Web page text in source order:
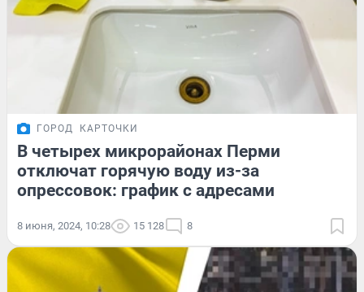
ГОРОД КАРТОЧКИ
В четырех микрорайонах Перми
отключат горячую воду из-за
опрессовок: график с адресами
8 июня, 2024, 10:28 15 128 8